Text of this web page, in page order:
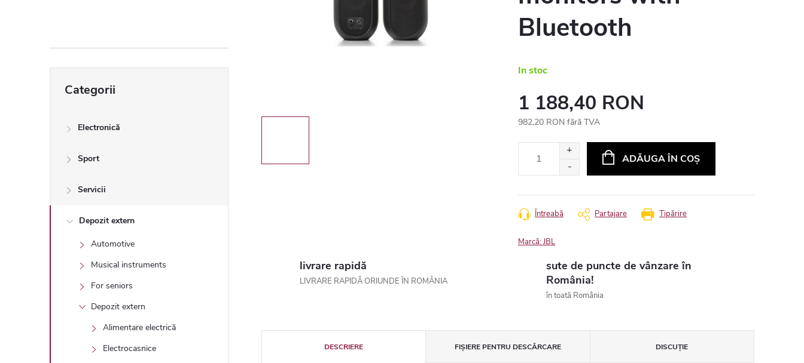
l
a
a
pesteCategorii
Electronică
Sport
Servicii
Depozit extern
Automotive
Musical instruments
For seniors
Depozit extern
Alimentare electrică
Electrocasnice
Bluetooth
In stoc
1 188,40 RON
982,20 RON fără TVA
ADĂUGA ÎN COŞ
Tipărire
Întreabă Partajare
Marcă:JBL
livrare rapidă
LIVRARE RAPIDĂ ORIUNDE ÎN ROMÂNIA
sute de puncte de vânzare în
România!
în toată România
DESCRIERE FIȘIERE PENTRU DESCĂRCARE DISCUŢIE